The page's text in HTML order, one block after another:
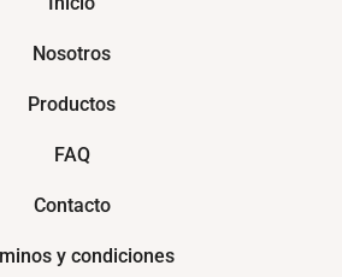
Nosotros
Productos
FAQ
Contacto
y condiciones